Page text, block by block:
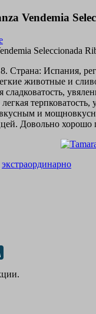
Vendemia
Страна: Испания,
животные и
сладковатость,
и
Довольно хорошо
экстраординарно